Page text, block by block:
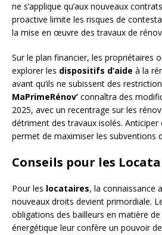
ne s’applique qu’aux nouveaux
proactive limite les risques de
la mise en œuvre des travaux de
Sur le plan financier, les propriétaires
explorer les dispositifs d’aide à la
avant qu’ils ne subissent des
MaPrimeRénov’ connaîtra des
2025, avec un recentrage sur les
détriment des travaux isolés. Anticiper
permet de maximiser les subventions
Conseils pour les
Pour les locataires, la connaissance
nouveaux droits devient primordiale.
obligations des bailleurs en matière
énergétique leur confère un pouvoir